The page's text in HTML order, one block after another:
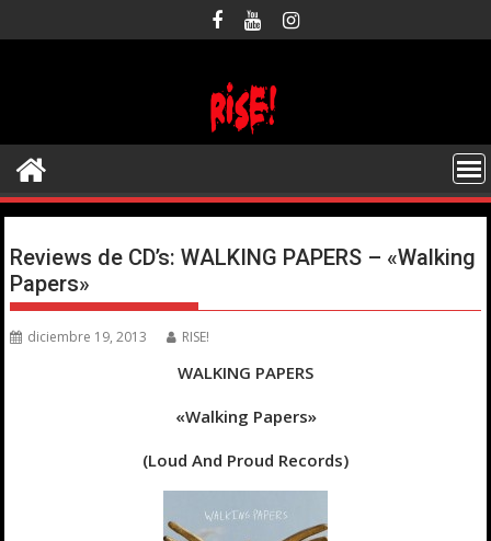
al
Reviews de CD’s: WALKING PAPERS – «Walking
Papers»
diciembre 19, 2013 RISE!
WALKING PAPERS
«Walking Papers»
(Loud And Proud Records)